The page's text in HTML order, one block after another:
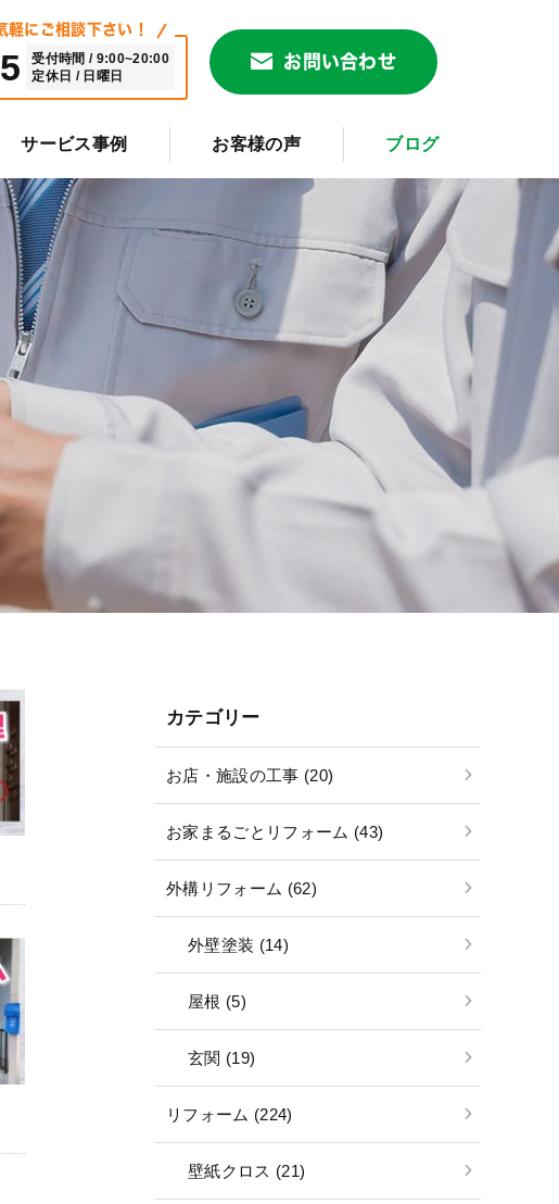
にご相談下さい！
受付時間 / 9:00~20:00
定休日 / 日曜日
お問い合わせ
サービス事例 お客様の声 ブログ
カテゴリー
お店・施設の工事 (20)
お家まるごとリフォーム (43)
外構リフォーム (62)
外壁塗装 (14)
屋根 (5)
玄関 (19)
リフォーム (224)
壁紙クロス (21)